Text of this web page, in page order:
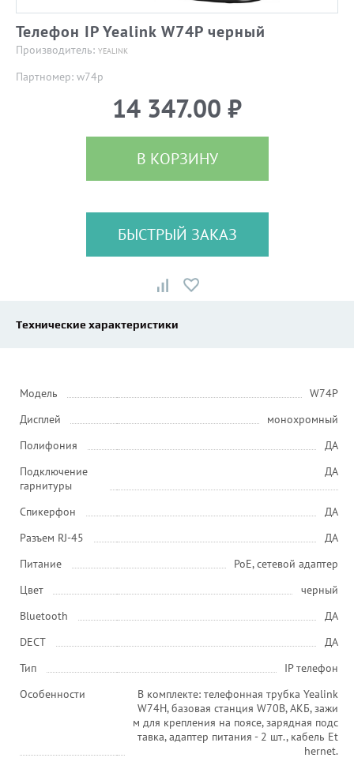
Телефон IP Yealink W74P черный
Производитель: YEALINK
Партномер: w74p
14 347.00 ₽
В КОРЗИНУ
БЫСТРЫЙ ЗАКАЗ
Технические характеристики
Модель
W74P
Дисплей
монохромный
Полифония
ДА
Подключение
гарнитуры
ДА
Спикерфон
ДА
Разъем RJ-45
ДА
Питание
PoE, сетевой адаптер
Цвет
черный
Bluetooth
ДА
DECT
ДА
Тип
IP телефон
Особенности
В комплекте: телефонная трубка Yealink
W74H, базовая станция W70B, АКБ, зажи
м для крепления на поясе, зарядная подс
тавка, адаптер питания - 2 шт., кабель Et
hernet.